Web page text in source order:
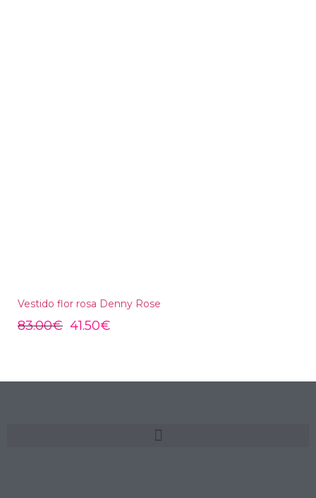
Vestido flor rosa Denny Rose
83.00€ 41.50€